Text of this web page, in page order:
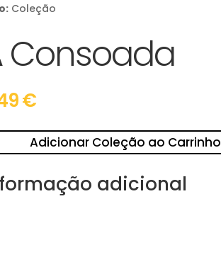
Coleção
Consoada
€
Adicionar Coleção ao Carrinho
adicional